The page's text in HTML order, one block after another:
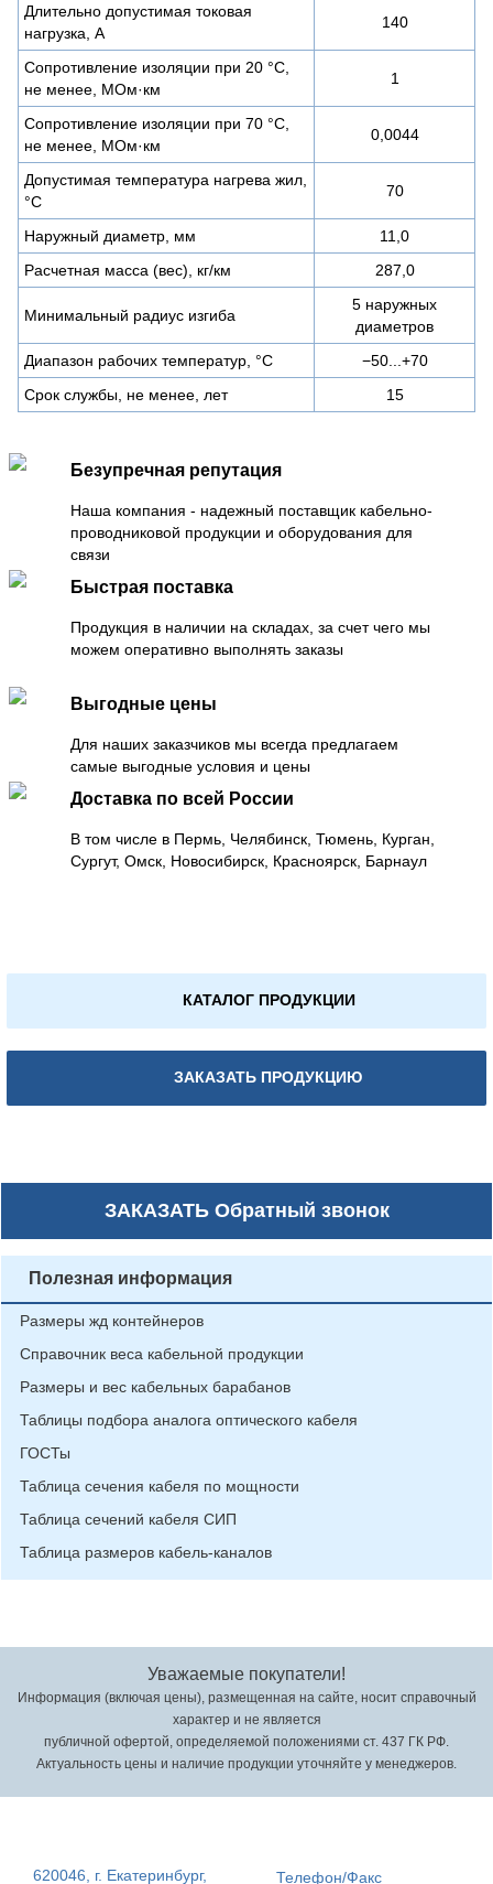
Длительно допустимая токовая
нагрузка, А
140
Сопротивление изоляции при 20 °С,
не менее, МОм·км
1
Сопротивление изоляции при 70 °С,
не менее, МОм·км
0,0044
Допустимая температура нагрева жил,
°C
70
Наружный диаметр, мм
11,0
Расчетная масса (вес), кг/км
287,0
Минимальный радиус изгиба
5 наружных
диаметров
Диапазон рабочих температур, °C
−50...+70
Срок службы, не менее, лет
15
Безупречная репутация
Наша компания - надежный поставщик кабельно-
проводниковой продукции и оборудования для
связи
Быстрая поставка
Продукция в наличии на складах, за счет чего мы
можем оперативно выполнять заказы
Выгодные цены
Для наших заказчиков мы всегда предлагаем
самые выгодные условия и цены
Доставка по всей России
В том числе в Пермь, Челябинск, Тюмень, Курган,
Сургут, Омск, Новосибирск, Красноярск, Барнаул
КАТАЛОГ ПРОДУКЦИИ
ЗАКАЗАТЬ ПРОДУКЦИЮ
ЗАКАЗАТЬОбратный звонок
Полезная информация
Размеры жд контейнеров
Справочник веса кабельной продукции
Размеры и вес кабельных барабанов
Таблицы подбора аналога оптического кабеля
ГОСТы
Таблица сечения кабеля по мощности
Таблица сечений кабеля СИП
Таблица размеров кабель-каналов
Уважаемые покупатели!
Информация (включая цены), размещенная на сайте, носит справочный
характер и не является
публичной офертой, определяемой положениями ст. 437 ГК РФ.
Актуальность цены и наличие продукции уточняйте у менеджеров.
620046, г. Екатеринбург, Телефон/Факс